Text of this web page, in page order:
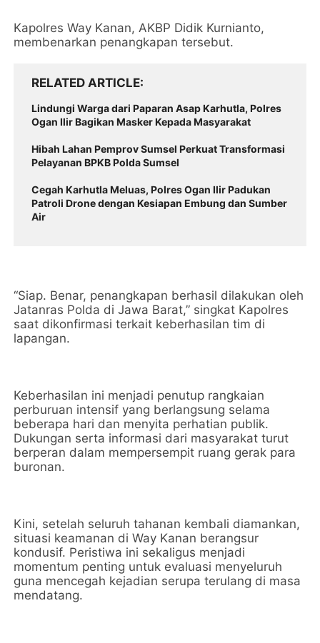
Kapolres Way Kanan, AKBP Didik Kurnianto,
membenarkan penangkapan tersebut.
RELATED ARTICLE
Lindungi Warga dari Paparan Asap Karhutla, Polres
Ogan Ilir Bagikan Masker Kepada Masyarakat
Hibah Lahan Pemprov Sumsel Perkuat Transformasi
Pelayanan BPKB Polda Sumsel
Cegah Karhutla Meluas, Polres Ogan Ilir Padukan
Patroli Drone dengan Kesiapan Embung dan Sumber
Air
“Siap. Benar, penangkapan berhasil dilakukan oleh
Jatanras Polda di Jawa Barat,” singkat Kapolres
saat dikonfirmasi terkait keberhasilan tim di
lapangan.
Keberhasilan ini menjadi penutup rangkaian
perburuan intensif yang berlangsung selama
beberapa hari dan menyita perhatian publik.
Dukungan serta informasi dari masyarakat turut
berperan dalam mempersempit ruang gerak para
buronan.
Kini, setelah seluruh tahanan kembali diamankan,
situasi keamanan di Way Kanan berangsur
kondusif. Peristiwa ini sekaligus menjadi
momentum penting untuk evaluasi menyeluruh
guna mencegah kejadian serupa terulang di masa
mendatang.